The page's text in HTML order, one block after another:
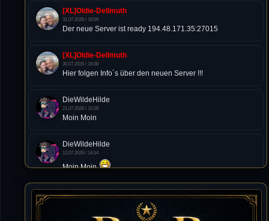
[XL]Oldie-Dellmuth
31.07.2026 / 18:59
Der neue Server ist ready 194.48.171.35:27015
[XL]Oldie-Dellmuth
30.07.2026 / 16:08
Hier folgen Info´s über den neuen Server !!!
DieWildeHilde
21.07.2026 / 10:28
Moin Moin
DieWildeHilde
12.07.2026 / 14:14
Moin Moin
Tommy